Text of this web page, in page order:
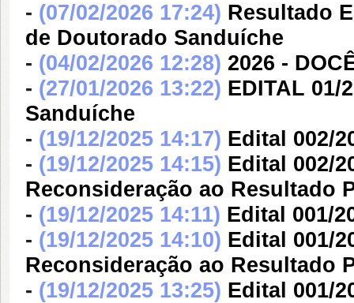
- (07/02/2026 17:24) Resultado
de Doutorado Sanduíche
- (04/02/2026 12:28) 2026 -
- (27/01/2026 13:22) EDITAL 01/
Sanduíche
- (19/12/2025 14:17) Edital 002/
- (19/12/2025 14:15) Edital 002/
Reconsideração ao Resultado
- (19/12/2025 14:11) Edital 001/
- (19/12/2025 14:10) Edital 001/
Reconsideração ao Resultado
- (19/12/2025 13:25) Edital 001/